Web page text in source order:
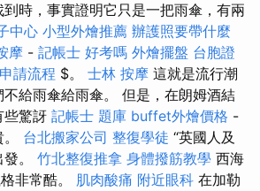
時，事實證明它只是一把雨傘，有兩
中心 小型外燴推薦 辦護照要帶什麼
摩 - 記帳士 好考嗎 外燴擺盤 台胞證
請流程 $。 士林 按摩 這就是流行潮
給雨傘給雨傘。 但是，在朗姆酒結
些驚訝 記帳士 題庫 buffet外燴價格 -
台北搬家公司 整復學徒 “英國人及
。 竹北整復推拿 身體撥筋教學 西海
非常酷。 肌肉酸痛 附近眼科 在加勒